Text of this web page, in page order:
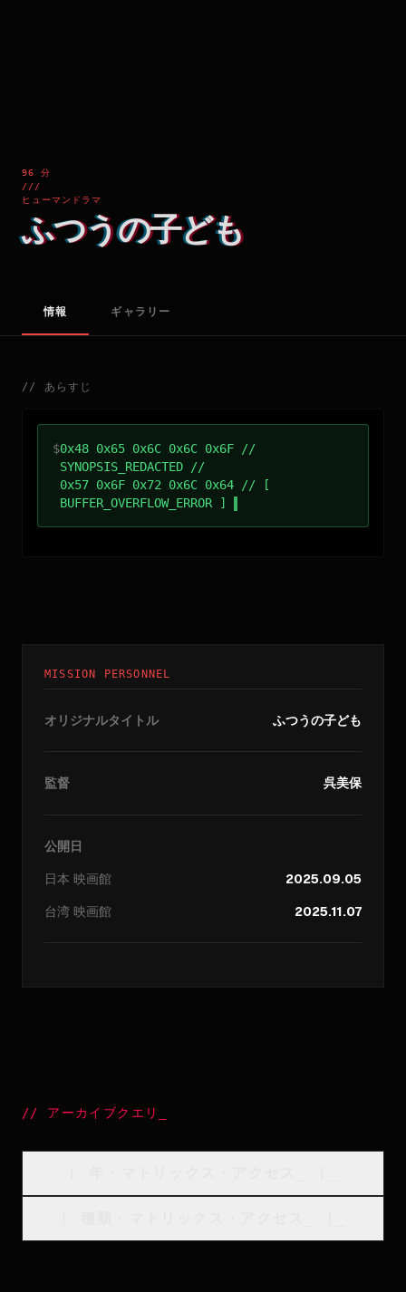
96 分
///
ヒューマンドラマ
ふつうの子ども
情報 ギャラリー
// あらすじ
$0x48 0x65 0x6C 0x6C 0x6F //
SYNOPSIS_REDACTED //
0x57 0x6F 0x72 0x6C 0x64 // [
BUFFER_OVERFLOW_ERROR ]
MISSION PERSONNEL
オリジナルタイトル ふつうの子ども
監督 呉美保
公開日
日本 映画館
2025.09.05
台湾 映画館 2025.11.07
// アーカイブクエリ